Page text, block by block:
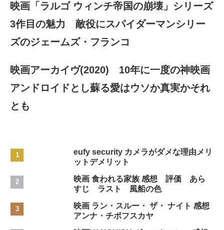
映画「ラルゴ ウィンチ帝国の崩壊」シリーズ
3作目の魅力 敵役にスパイダーマンシリー
ズのジェームズ・フランコ
映画アーカイヴ(2020) 10年に一度の神映画
アンドロイドとし蘇る愛はウソか真実かそれ
とも
eufy security カメラがダメな理由メリ
ットデメリット
映画 食われる家族 感想 評価 あら
すじ ラスト 風船の色
映画 ラン・スルー・ ザ・ ナイト 感想
アンナ・チポフスカヤ